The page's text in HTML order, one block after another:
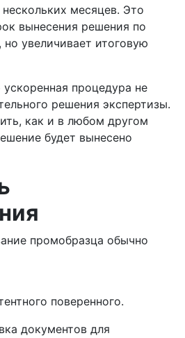
месяцев. Это
вынесения решения по
увеличивает итоговую
процедура не
решения экспертизы.
как и в любом другом
будет вынесено
промобразца обычно
поверенного.
документов для